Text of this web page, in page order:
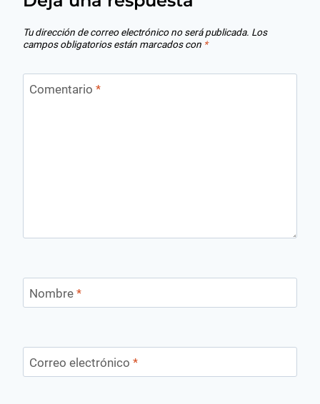
Tu dirección de correo electrónico no será publicada. Los
campos obligatorios están marcados con *
Comentario *
Nombre *
Correo electrónico *